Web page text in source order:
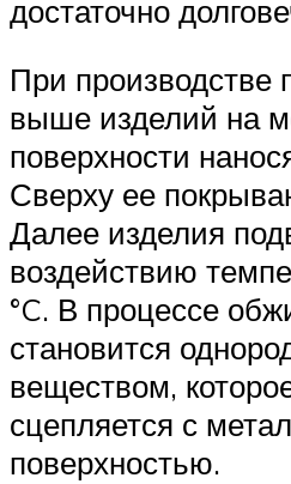
достаточно
При производстве
выше изделий на
поверхности
Сверху ее
Далее изделия
воздействию
°C. В процессе
становится
веществом,
сцепляется с
поверхностью.